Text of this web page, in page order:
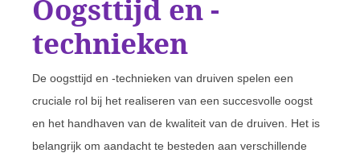
Oogsttijd en -
technieken
De oogsttijd en -technieken van druiven spelen een
cruciale rol bij het realiseren van een succesvolle oogst
en het handhaven van de kwaliteit van de druiven. Het is
belangrijk om aandacht te besteden aan verschillende